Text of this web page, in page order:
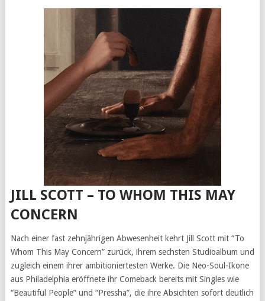
JILL SCOTT – TO WHOM THIS MAY
CONCERN
Nach einer fast zehnjährigen Abwesenheit kehrt Jill Scott mit “To
Whom This May Concern” zurück, ihrem sechsten Studioalbum und
zugleich einem ihrer ambitioniertesten Werke. Die Neo-Soul-Ikone
aus Philadelphia eröffnete ihr Comeback bereits mit Singles wie
“Beautiful People” und “Pressha”, die ihre Absichten sofort deutlich